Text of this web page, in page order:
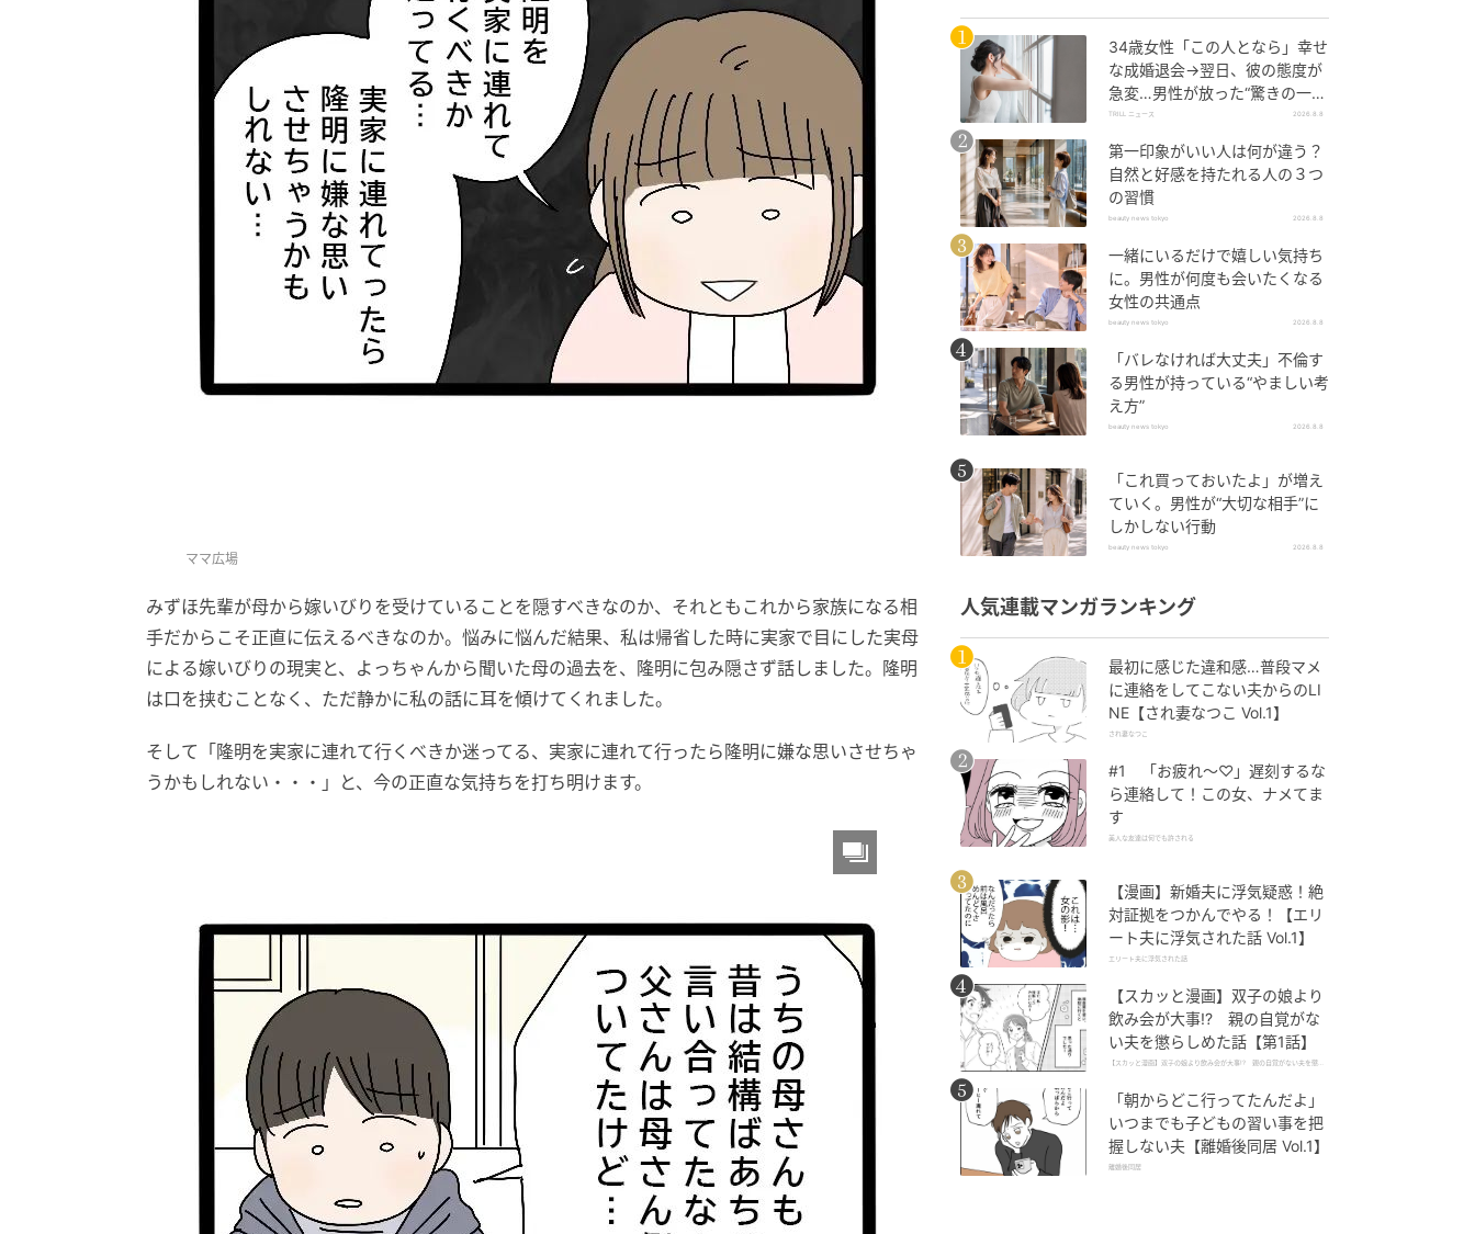
ママ広場
みずほ先輩が母から嫁いびりを受けていることを隠すべきなのか、それともこれから家族になる相
手だからこそ正直に伝えるべきなのか。悩みに悩んだ結果、私は帰省した時に実家で目にした実母
による嫁いびりの現実と、よっちゃんから聞いた母の過去を、隆明に包み隠さず話しました。隆明
は口を挟むことなく、ただ静かに私の話に耳を傾けてくれました。
そして「隆明を実家に連れて行くべきか迷ってる、実家に連れて行ったら隆明に嫌な思いさせちゃ
うかもしれない・・・」と、今の正直な気持ちを打ち明けます。
34歳女性「この人となら」幸せ
な成婚退会→翌日、彼の態度が
急変…男性が放った“驚きの一
言”に「誰も信じることができま
TRILL ニュース 2026.8.8
第一印象がいい人は何が違う？
自然と好感を持たれる人の３つ
の習慣
beauty news tokyo 2026.8.8
一緒にいるだけで嬉しい気持ち
に。男性が何度も会いたくなる
女性の共通点
beauty news tokyo 2026.8.8
「バレなければ大丈夫」不倫す
る男性が持っている“やましい考
え方”
beauty news tokyo 2026.8.8
「これ買っておいたよ」が増え
ていく。男性が“大切な相手”に
しかしない行動
beauty news tokyo 2026.8.8
人気連載マンガランキング
最初に感じた違和感…普段マメ
に連絡をしてこない夫からのLI
NE【され妻なつこ Vol.1】
され妻なつこ
#1 「お疲れ〜♡」遅刻するな
ら連絡して！この女、ナメてま
す
美人な友達は何でも許される
【漫画】新婚夫に浮気疑惑！絶
対証拠をつかんでやる！【エリ
ート夫に浮気された話 Vol.1】
エリート夫に浮気された話
【スカッと漫画】双子の娘より
飲み会が大事!? 親の自覚がな
い夫を懲らしめた話【第1話】
【スカッと漫画】双子の娘より飲み会が大事!? 親の自覚がない夫を懲ら
「朝からどこ行ってたんだよ」
いつまでも子どもの習い事を把
握しない夫【離婚後同居 Vol.1】
離婚後同居